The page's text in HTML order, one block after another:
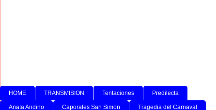
HOME TRANSMISION Tentaciones Predilecta
Anata Andino Caporales San Simon Tragedia del Carnaval